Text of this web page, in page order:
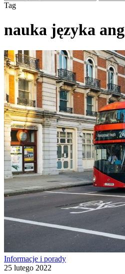
Close
Tag
nauka języka
Nauka
języka
Informacje i porady
25 lutego 2022